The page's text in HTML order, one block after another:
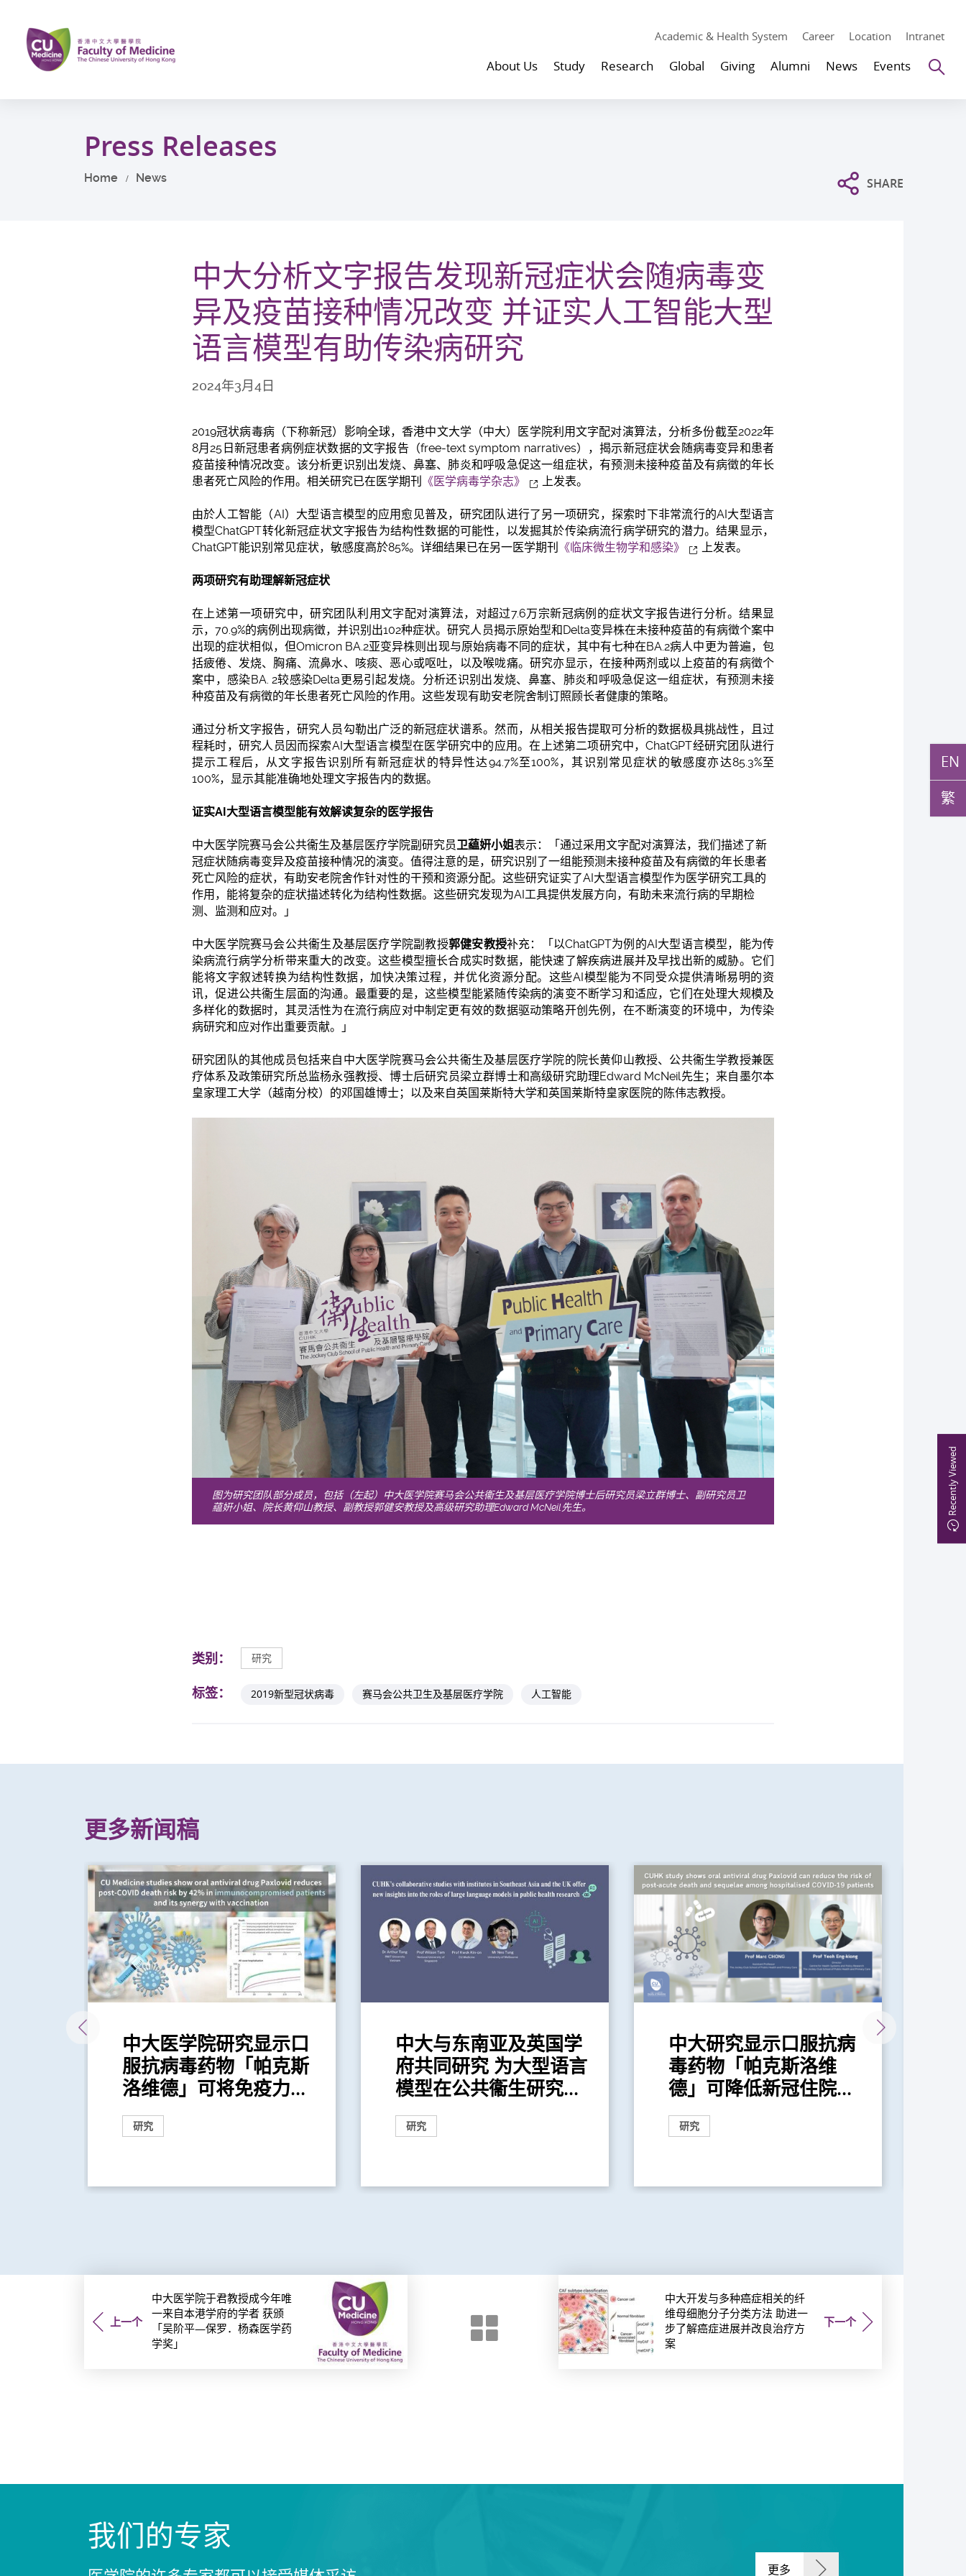
main
content
Academic & Health System Career Location Intranet
About Us Study Research Global Giving Alumni News Events
Recently Viewed
Press Releases
Home News SHARE
EN
繁
中大分析文字报告发现新冠症状会随病毒变
异及疫苗接种情况改变 并证实人工智能大型
语言模型有助传染病研究
2024年3月4日
2019冠状病毒病（下称新冠）影响全球，香港中文大学（中大）医学院利用文字配对演算法，分析多份截至2022年
8月25日新冠患者病例症状数据的文字报告（free-text symptom narratives），揭示新冠症状会随病毒变异和患者
疫苗接种情况改变。该分析更识别出发烧、鼻塞、肺炎和呼吸急促这一组症状，有预测未接种疫苗及有病徵的年长
患者死亡风险的作用。相关研究已在医学期刊
《医学病毒学杂志》 上发表。
由於人工智能（AI）大型语言模型的应用愈见普及，研究团队进行了另一项研究，探索时下非常流行的AI大型语言
模型ChatGPT转化新冠症状文字报告为结构性数据的可能性，以发掘其於传染病流行病学研究的潜力。结果显示，
ChatGPT能识别常见症状，敏感度高於85%。详细结果已在另一医学期刊
《临床微生物学和感染》 上发表。
两项研究有助理解新冠症状
在上述第一项研究中，研究团队利用文字配对演算法，对超过7.6万宗新冠病例的症状文字报告进行分析。结果显
示，70.9%的病例出现病徵，并识别出102种症状。研究人员揭示原始型和Delta变异株在未接种疫苗的有病徵个案中
出现的症状相似，但Omicron BA.2亚变异株则出现与原始病毒不同的症状，其中有七种在BA.2病人中更为普遍，包
括疲倦、发烧、胸痛、流鼻水、咳痰、恶心或呕吐，以及喉咙痛。研究亦显示，在接种两剂或以上疫苗的有病徵个
案中，感染BA. 2较感染Delta更易引起发烧。分析还识别出发烧、鼻塞、肺炎和呼吸急促这一组症状，有预测未接
种疫苗及有病徵的年长患者死亡风险的作用。这些发现有助安老院舍制订照顾长者健康的策略。
通过分析文字报告，研究人员勾勒出广泛的新冠症状谱系。然而，从相关报告提取可分析的数据极具挑战性，且过
程耗时，研究人员因而探索AI大型语言模型在医学研究中的应用。在上述第二项研究中，ChatGPT经研究团队进行
提示工程后，从文字报告识别所有新冠症状的特异性达94.7%至100%，其识别常见症状的敏感度亦达85.3%至
100%，显示其能准确地处理文字报告内的数据。
证实AI 大型语言模型能有效解读复杂的医学报告
中大医学院赛马会公共衞生及基层医疗学院​副研究员卫藴姸小姐表示：「通过采用文字配对演算法，我们描述了新
冠症状随病毒变异及疫苗接种情况的演变。值得注意的是，研究识别了一组能预测未接种疫苗及有病徵的年长患者
死亡风险的症状，有助安老院舍作针对性的干预和资源分配。这些研究证实了AI大型语言模型作为医学研究工具的
作用，能将复杂的症状描述转化为结构性数据。这些研究发现为AI工具提供发展方向，有助未来流行病的早期检
测、监测和应对。」
中大医学院赛马会公共衞生及基层医疗学院​副教授郭健安教授补充：「以ChatGPT为例的AI大型语言模型，能为传
染病流行病学分析带来重大的改变。这些模型擅长合成实时数据，能快速了解疾病进展并及早找出新的威胁。它们
能将文字叙述转换为结构性数据，加快决策过程，并优化资源分配。这些AI模型能为不同受众提供清晰易明的资
讯，促进公共衞生层面的沟通。最重要的是，这些模型能紧随传染病的演变不断学习和适应，它们在处理大规模及
多样化的数据时，其灵活性为在流行病应对中制定更有效的数据驱动策略开创先例，在不断演变的环境中，为传染
病研究和应对作出重要贡献。」
研究团队的其他成员包括来自中大医学院赛马会公共衞生及基层医疗学院的院长黄仰山教授、公共衞生学教授兼医
疗体系及政策研究所总监杨永强教授、博士后研究员梁立群博士和高级研究助理Edward McNeil先生；来自墨尔本
皇家理工大学（越南分校）的邓国雄博士；以及来自英国莱斯特大学和英国莱斯特皇家医院的陈伟志教授。
图为研究团队部分成员，包括（左起）中大医学院赛马会公共衞生及基层医疗学院博士后研究员梁立群博士、副研究员卫
藴姸小姐、院长黄仰山教授、副教授郭健安教授及高级研究助理Edward McNeil先生。
类别： 研究
标签： 2019新型冠状病毒 赛马会公共卫生及基层医疗学院 人工智能
更多新闻稿
中大医学院研究显示口
服抗病毒药物「帕克斯
洛维德」可将免疫力...
研究
中大与东南亚及英国学
府共同研究 为大型语言
模型在公共衞生研究...
研究
中大研究显示口服抗病
毒药物「帕克斯洛维
德」可降低新冠住院...
研究
上一个
中大医学院于君教授成今年唯
一来自本港学府的学者 获颁
「吴阶平—保罗．杨森医学药
学奖」
下一个
中大开发与多种癌症相关的纤
维母细胞分子分类方法 助进一
步了解癌症进展并改良治疗方
案
我们的专家
更多